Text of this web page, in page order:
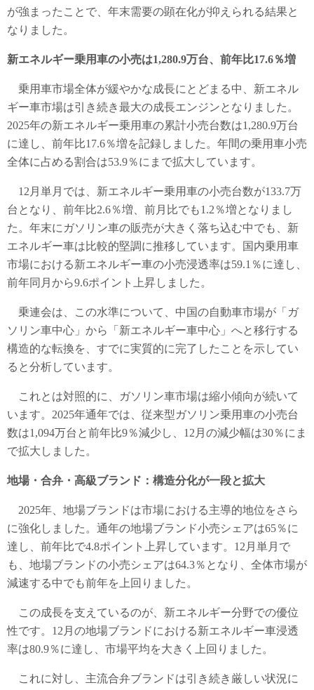
が強まったことで、年末需要の顕在化が抑えられる結果と
なりました。
新エネルギー乗用車の小売は1,280.9万台、前年比17.6％増
乗用車市場全体が緩やかな成長にとどまる中、新エネル
ギー車市場は引き続き最大の成長エンジンとなりました。
2025年の新エネルギー乗用車の累計小売台数は1,280.9万台
に達し、前年比17.6％増を記録しました。年間の乗用車小売
全体に占める割合は53.9％にまで拡大しています。
12月単月では、新エネルギー乗用車の小売台数が133.7万
台となり、前年比2.6％増、前月比でも1.2％増となりまし
た。年末にガソリン車の販売が大きく落ち込む中でも、新
エネルギー車は比較的堅調に推移しています。国内乗用車
市場における新エネルギー車の小売浸透率は59.1％に達し、
前年同月から9.6ポイント上昇しました。
乗連会は、この水準について、中国の自動車市場が「ガ
ソリン車中心」から「新エネルギー車中心」へと移行する
構造的な転換を、すでに実質的に完了したことを示してい
ると分析しています。
これとは対照的に、ガソリン車市場は縮小傾向が続いて
います。2025年通年では、従来型ガソリン乗用車の小売台
数は1,094万台と前年比9％減少し、12月の減少幅は30％にま
で拡大しました。
地場・合弁・高級ブランド：構造分化が一段と拡大
2025年、地場ブランドは市場における主導的地位をさら
に強化しました。通年の地場ブランド小売シェアは65％に
達し、前年比で4.8ポイント上昇しています。12月単月で
も、地場ブランドの小売シェアは64.3％となり、全体市場が
減速する中でも前年を上回りました。
この成長を支えているのが、新エネルギー分野での優位
性です。12月の地場ブランドにおける新エネルギー車浸透
率は80.9％に達し、市場平均を大きく上回りました。
これに対し、主流合弁ブランドは引き続き厳しい状況に